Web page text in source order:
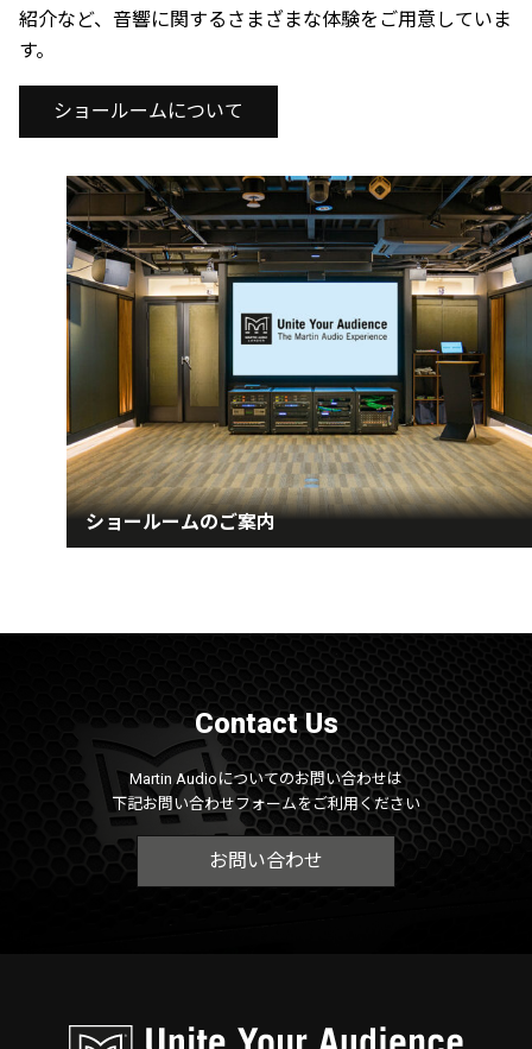
ショールームのご案内
紹介など、音響に関するさまざまな体験をご用意していま
す。
ショールームについて
Contact Us
Martin Audioについてのお問い合わせは
下記お問い合わせフォームをご利用ください
お問い合わせ